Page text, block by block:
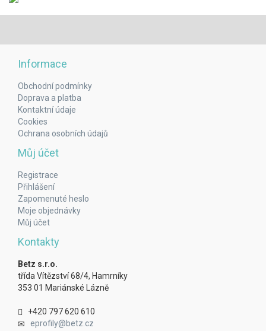
Informace
Obchodní podmínky
Doprava a platba
Kontaktní údaje
Cookies
Ochrana osobních údajů
Můj účet
Registrace
Přihlášení
Zapomenuté heslo
Moje objednávky
Můj účet
Kontakty
Betz s.r.o.
třída Vítězství 68/4, Hamrníky
353 01 Mariánské Lázně
+420 797 620 610
eprofily@betz.cz